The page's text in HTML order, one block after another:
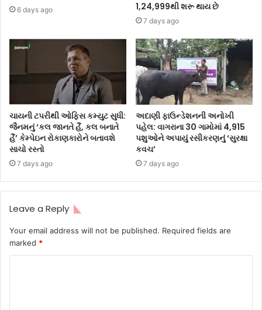
6 days ago
1,24,999થી શરૂ થાય છે
7 days ago
ચાયની ટપરીથી ઓફિસ કમ્યુટ સુધી:
જૈનમનું ‘કલ જાનતે હૈં, કલ બનાતે
હૈં’ કેમ્પેઇન રોકાણકારોને બતાવશે
સાચો રસ્તો
7 days ago
અદાણી ફાઉન્ડેશનની અનોખી
પહેલ: વાગરાના 30 ગામોમાં 4,915
પશુઓને અપાયું રસીકરણનું ‘સુરક્ષા
કવચ’
7 days ago
Leave a Reply
Your email address will not be published. Required fields are
marked *